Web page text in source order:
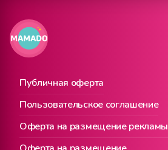
Публичная оферта
Пользовательское соглашение
Оферта на размещение рекламы